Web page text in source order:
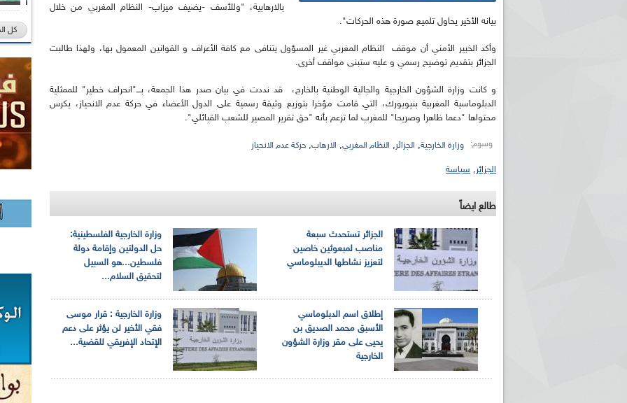
بالارهابية، "وللأسف -يضيف ميزاب- النظام المغربي من خلال
بيانه الأخير يحاول تلميع صورة هذه الحركات".
وأكد الخبير الأمني أن موقف النظام المغربي غير المسؤول يتنافى مع كافة الأعراف و القوانين المعمول بها، ولهذا طالبت
الجزائر بتقديم توضيح رسمي و عليه ستبنى مواقف أخرى.
و كانت وزارة الشؤون الخارجية والجالية الوطنية بالخارج، قد نددت في بيان صدر هذا الجمعة، بـــ"انحراف خطير" للممثلية
الدبلوماسية المغربية بنيويورك، التي قامت مؤخرا بتوزيع وثيقة رسمية على الدول الأعضاء في حركة عدم الانحياز، يكرس
محتواها "دعما ظاهرا وصريحا" للمغرب لما تزعم بأنه "حق تقرير المصير للشعب القبائلي".
وسوم: وزارة الخارجية, الجزائر, النظام المغربي, الارهاب, حركة عدم الانحياز
الجزائر, سياسة
طالع ايضاً
وزارة الخارجية الفلسطينية:
حل الدولتين وإقامة دولة
فلسطين...هو السبيل
لتحقيق السلام...
الجزائر تستحدث سبعة
مناصب لمبعوثين خاصين
لتعزيز نشاطها الديبلوماسي
وزارة الخارجية : قرار موسى
فقي الأخير لن يؤثر على دعم
الإتحاد الإفريقي للقضية...
إطلاق اسم الدبلوماسي
الأسبق محمد الصديق بن
يحيى على مقر وزارة الشؤون
الخارجية
كل